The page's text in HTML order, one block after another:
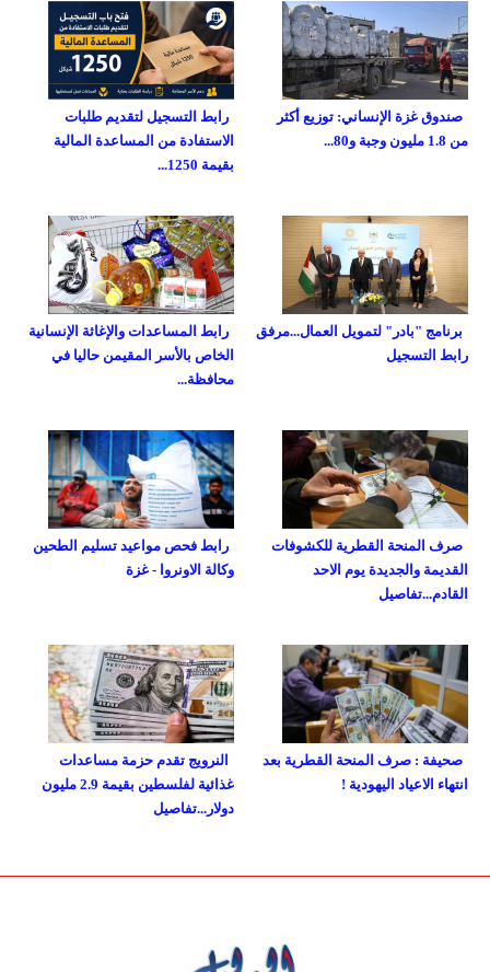
رابط التسجيل لتقديم طلبات
الاستفادة من المساعدة المالية
بقيمة 1250...
صندوق غزة الإنساني: توزيع أكثر
من 1.8 مليون وجبة و80...
رابط المساعدات والإغاثة الإنسانية
الخاص بالأسر المقيمن حاليا في
محافظة...
برنامج "بادر" لتمويل العمال...مرفق
رابط التسجيل
رابط فحص مواعيد تسليم الطحين
وكالة الاونروا - غزة
صرف المنحة القطرية للكشوفات
القديمة والجديدة يوم الاحد
القادم...تفاصيل
النرويج تقدم حزمة مساعدات
غذائية لفلسطين بقيمة 2.9 مليون
دولار...تفاصيل
صحيفة : صرف المنحة القطرية بعد
انتهاء الاعياد اليهودية !